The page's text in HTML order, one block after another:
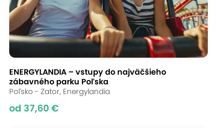
ENERGYLANDIA – vstupy do najväčšieho
zábavného parku Poľska
Poľsko - Zator, Energylandia
od 37,60 €